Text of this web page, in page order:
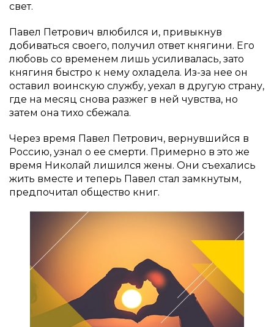
свет.
Павел Петрович влюбился и, привыкнув
добиваться своего, получил ответ княгини. Его
любовь со временем лишь усиливалась, зато
княгиня быстро к нему охладела. Из-за нее он
оставил воинскую службу, уехал в другую страну,
где на месяц снова разжег в ней чувства, но
затем она тихо сбежала.
Через время Павел Петрович, вернувшийся в
Россию, узнал о ее смерти. Примерно в это же
время Николай лишился жены. Они съехались
жить вместе и теперь Павел стал замкнутым,
предпочитал общество книг.